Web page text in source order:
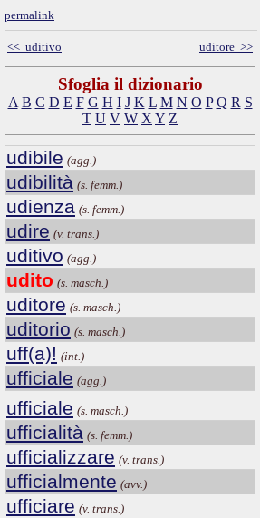
permalink
<< uditivo uditore >>
Sfoglia il dizionario
A B C D E F G H I J K L M N O P Q R S
T U V W X Y Z
udibile (agg.)
udibilità (s. femm.)
udienza (s. femm.)
udire (v. trans.)
uditivo (agg.)
udito (s. masch.)
uditore (s. masch.)
uditorio (s. masch.)
uff(a)! (int.)
ufficiale (agg.)
ufficiale (s. masch.)
ufficialità (s. femm.)
ufficializzare (v. trans.)
ufficialmente (avv.)
ufficiare (v. trans.)